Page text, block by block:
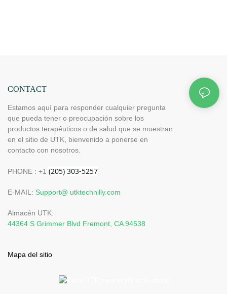
CONTACT
Estamos aquí para responder cualquier pregunta
que pueda tener o preocupación sobre los
productos terapéuticos o de salud que se muestran
en el sitio de UTK, bienvenido a ponerse en
contacto con nosotros.
PHONE : +1
E-MAIL: Support@ utktechnilly.com
Almacén UTK:
44364 S Grimmer Blvd Fremont, CA 94538
Mapa del sitio